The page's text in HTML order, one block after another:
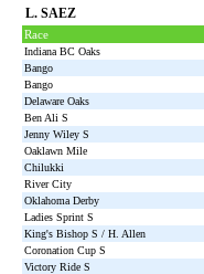
L. SAEZ
Race
Indiana BC Oaks
Bango
Bango
Delaware Oaks
Ben Ali S
Jenny Wiley S
Oaklawn Mile
Chilukki
River City
Oklahoma Derby
Ladies Sprint S
King's Bishop S / H. Allen
Coronation Cup S
Victory Ride S